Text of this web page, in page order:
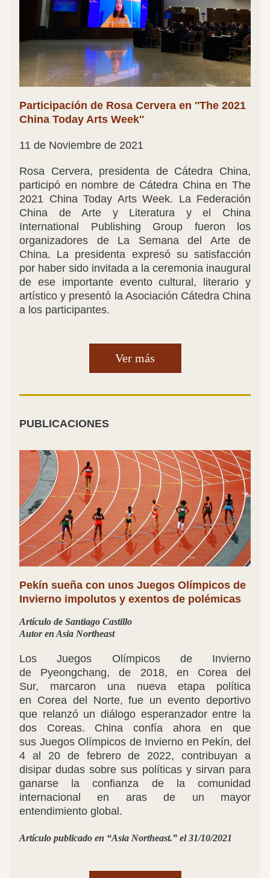
Participación de Rosa Cervera en ''The 2021
China Today Arts Week''
11 de Noviembre de 2021
Rosa Cervera, presidenta de Cátedra China,
participó en nombre de Cátedra China en The
2021 China Today Arts Week. La Federación
China de Arte y Literatura y el China
International Publishing Group fueron los
organizadores de La Semana del Arte de
China. La presidenta expresó su satisfacción
por haber sido invitada a la ceremonia inaugural
de ese importante evento cultural, literario y
artístico y presentó la Asociación Cátedra China
a los participantes.
Ver más
PUBLICACIONES
Pekín sueña con unos Juegos Olímpicos de
Invierno impolutos y exentos de polémicas
Artículo de Santiago Castillo
Autor en Asia Northeast
Los Juegos Olímpicos de Invierno
de Pyeongchang, de 2018, en Corea del
Sur, marcaron una nueva etapa política
en Corea del Norte, fue un evento deportivo
que relanzó un diálogo esperanzador entre la
dos Coreas. China confía ahora en que
sus Juegos Olímpicos de Invierno en Pekín, del
4 al 20 de febrero de 2022, contribuyan a
disipar dudas sobre sus políticas y sirvan para
ganarse la confianza de la comunidad
internacional en aras de un mayor
entendimiento global.
Artículo publicado en “Asia Northeast.” el 31/10/2021